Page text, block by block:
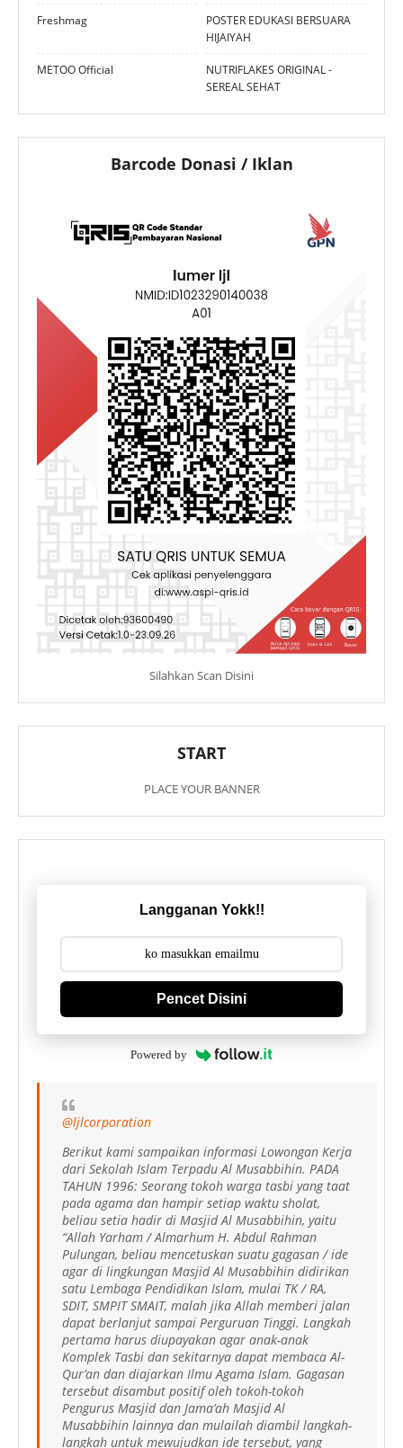
Freshmag
POSTER EDUKASI BERSUARA
HIJAIYAH
METOO Official
NUTRIFLAKES ORIGINAL -
SEREAL SEHAT
Barcode Donasi / Iklan
Silahkan Scan Disini
START
PLACE YOUR BANNER
Langganan Yokk!!
Pencet Disini
Powered by
@ljlcorporation
Berikut kami sampaikan informasi Lowongan Kerja
dari Sekolah Islam Terpadu Al Musabbihin. PADA
TAHUN 1996: Seorang tokoh warga tasbi yang taat
pada agama dan hampir setiap waktu sholat,
beliau setia hadir di Masjid Al Musabbihin, yaitu
“Allah Yarham / Almarhum H. Abdul Rahman
Pulungan, beliau mencetuskan suatu gagasan / ide
agar di lingkungan Masjid Al Musabbihin didirikan
satu Lembaga Pendidikan Islam, mulai TK / RA,
SDIT, SMPIT SMAIT, malah jika Allah memberi jalan
dapat berlanjut sampai Perguruan Tinggi. Langkah
pertama harus diupayakan agar anak-anak
Komplek Tasbi dan sekitarnya dapat membaca Al-
Qur’an dan diajarkan Ilmu Agama Islam. Gagasan
tersebut disambut positif oleh tokoh-tokoh
Pengurus Masjid dan Jama’ah Masjid Al
Musabbihin lainnya dan mulailah diambil langkah-
langkah untuk mewujudkan ide tersebut, yang